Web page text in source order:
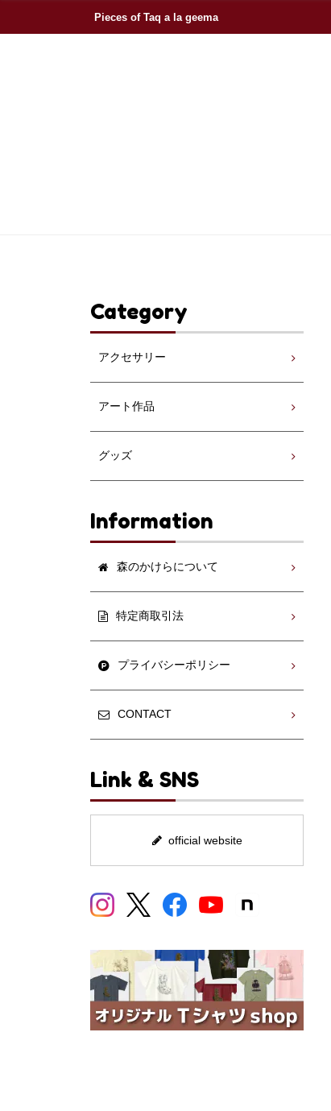
Pieces of Taq a la geema
Category
アクセサリー
アート作品
グッズ
Information
森のかけらについて
特定商取引法
プライバシーポリシー
CONTACT
Link & SNS
official website